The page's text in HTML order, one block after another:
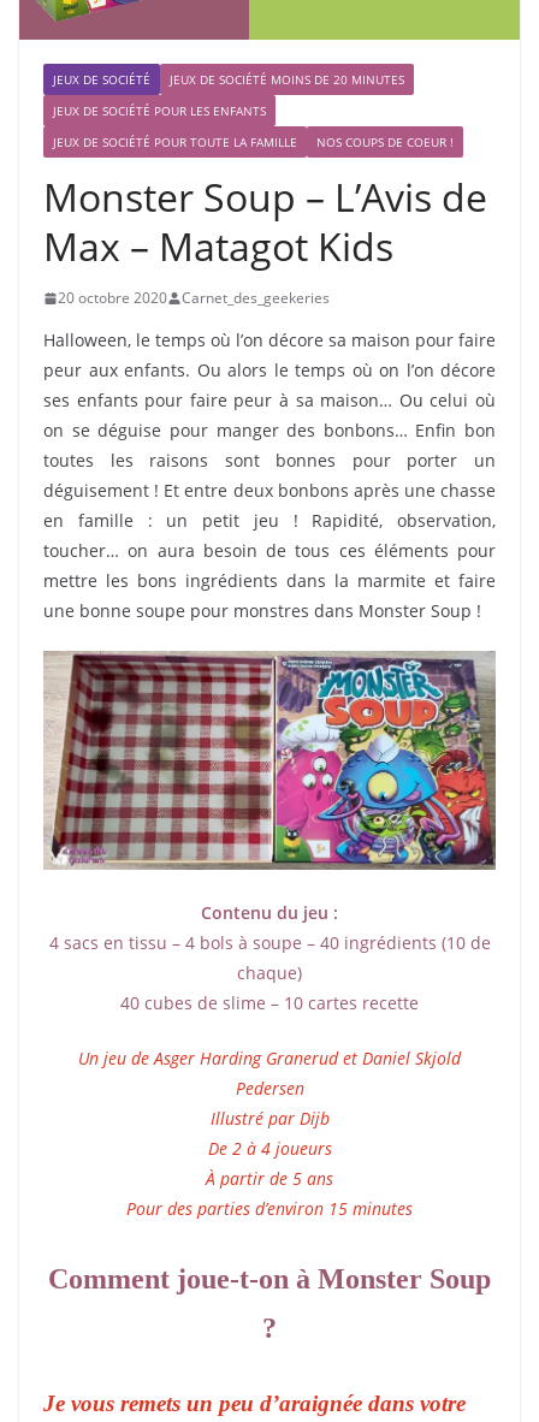
JEUX DE SOCIÉTÉ
JEUX DE SOCIÉTÉ MOINS DE 20 MINUTES
JEUX DE SOCIÉTÉ POUR LES ENFANTS
JEUX DE SOCIÉTÉ POUR TOUTE LA FAMILLE
NOS COUPS DE COEUR !
Monster Soup – L’Avis de
Max – Matagot Kids
20 octobre 2020 Carnet_des_geekeries
Halloween, le temps où l’on décore sa maison pour faire
peur aux enfants. Ou alors le temps où on l’on décore
ses enfants pour faire peur à sa maison… Ou celui où
on se déguise pour manger des bonbons… Enfin bon
toutes les raisons sont bonnes pour porter un
déguisement ! Et entre deux bonbons après une chasse
en famille : un petit jeu ! Rapidité, observation,
toucher… on aura besoin de tous ces éléments pour
mettre les bons ingrédients dans la marmite et faire
une bonne soupe pour monstres dans Monster Soup !
Contenu du jeu :
4 sacs en tissu – 4 bols à soupe – 40 ingrédients (10 de
chaque)
40 cubes de slime – 10 cartes recette
Un jeu de Asger Harding Granerud et Daniel Skjold
Pedersen
Illustré par Dijb
De 2 à 4 joueurs
À partir de 5 ans
Pour des parties d’environ 15 minutes
Comment joue-t-on à Monster Soup
?
Je vous remets un peu d’araignée dans votre